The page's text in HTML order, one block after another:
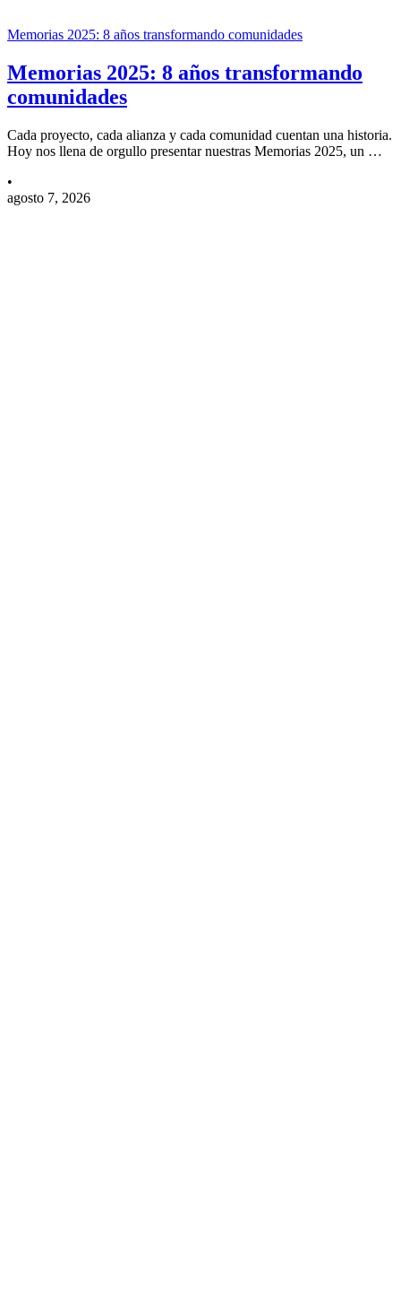
Memorias 2025: 8 años transformando comunidades
Memorias 2025: 8 años transformando
comunidades
Cada proyecto, cada alianza y cada comunidad cuentan una historia.
Hoy nos llena de orgullo presentar nuestras Memorias 2025, un …
•
agosto 7, 2026